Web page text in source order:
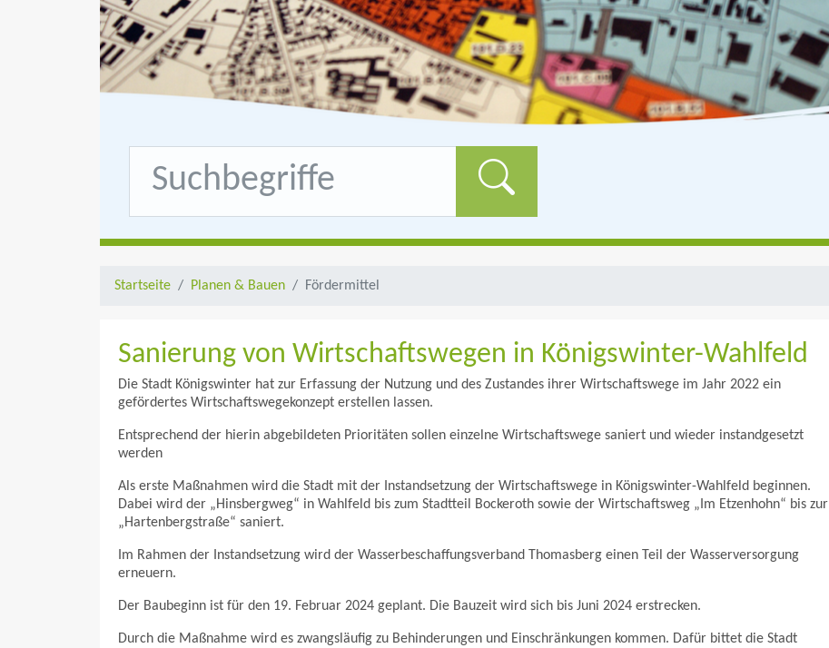
Formularschaltfläche
Startseite Planen & Bauen Fördermittel
Sanierung von Wirtschaftswegen in Königswinter-Wahlfeld
Die Stadt Königswinter hat zur Erfassung der Nutzung und des Zustandes ihrer Wirtschaftswege im Jahr 2022 ein
gefördertes Wirtschaftswegekonzept erstellen lassen.
Entsprechend der hierin abgebildeten Prioritäten sollen einzelne Wirtschaftswege saniert und wieder instandgesetzt
werden
Als erste Maßnahmen wird die Stadt mit der Instandsetzung der Wirtschaftswege in Königswinter-Wahlfeld beginnen.
Dabei wird der „Hinsbergweg“ in Wahlfeld bis zum Stadtteil Bockeroth sowie der Wirtschaftsweg „Im Etzenhohn“ bis zur
„Hartenbergstraße“ saniert.
Im Rahmen der Instandsetzung wird der Wasserbeschaffungsverband Thomasberg einen Teil der Wasserversorgung
erneuern.
Der Baubeginn ist für den 19. Februar 2024 geplant. Die Bauzeit wird sich bis Juni 2024 erstrecken.
Durch die Maßnahme wird es zwangsläufig zu Behinderungen und Einschränkungen kommen. Dafür bittet die Stadt